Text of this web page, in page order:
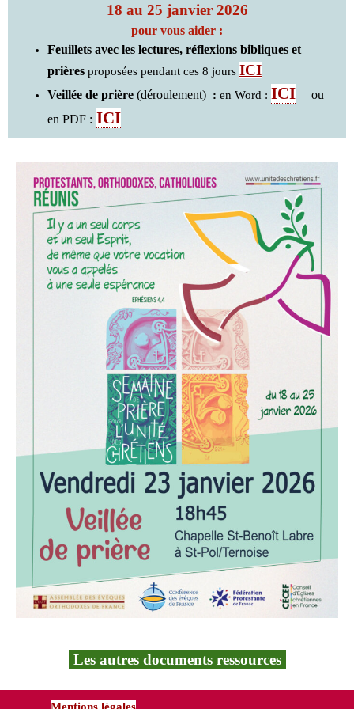
18 au 25 janvier 2026
pour vous aider :
Feuillets avec les lectures, réflexions bibliques et
prières proposées pendant ces 8 jours ICI
Veillée de prière (déroulement) : en Word : ICI
ou
en PDF : ICI
Les autres documents ressources